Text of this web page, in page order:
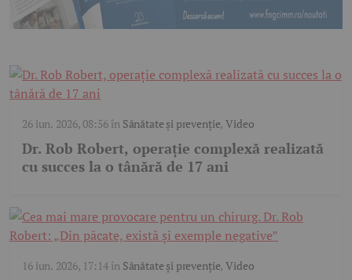
26 iun. 2026, 08:56în Sănătate și prevenție,Video
Dr. Rob Robert, operație complexă realizată
cu succes la o tânără de 17 ani
16 iun. 2026, 17:14în Sănătate și prevenție,Video